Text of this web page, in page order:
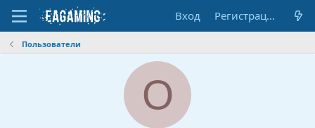
Вход Регистрация
Пользователи
O